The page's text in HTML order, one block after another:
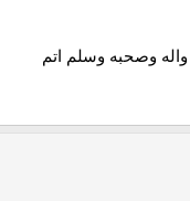
وصحبه وسلم اتم